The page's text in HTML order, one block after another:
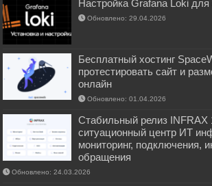
Настройка Grafana Loki для
Обновлено: 29.04.2026
Бесплатный хостинг
протестировать сайт и
онлайн
Обновлено: 01.04.2026
Стабильный релиз INFRAX
ситуационный центр ИТ
мониторинг, подключения,
обращения
Обновлено: 24.03.2026